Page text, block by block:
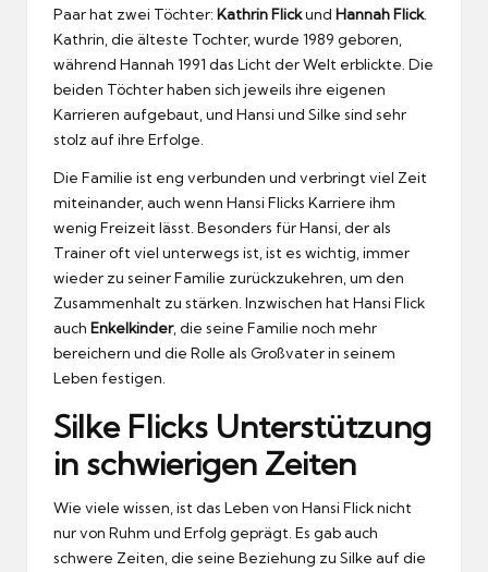
Paar hat zwei Töchter: Kathrin Flickund Hannah Flick.
Kathrin, die älteste Tochter, wurde 1989 geboren,
während Hannah 1991 das Licht der Welt erblickte. Die
beiden Töchter haben sich jeweils ihre eigenen
Karrieren aufgebaut, und Hansi und Silke sind sehr
stolz auf ihre Erfolge.
Die Familie ist eng verbunden und verbringt viel Zeit
miteinander, auch wenn Hansi Flicks Karriere ihm
wenig Freizeit lässt. Besonders für Hansi, der als
Trainer oft viel unterwegs ist, ist es wichtig, immer
wieder zu seiner Familie zurückzukehren, um den
Zusammenhalt zu stärken. Inzwischen hat Hansi Flick
auch Enkelkinder, die seine Familie noch mehr
bereichern und die Rolle als Großvater in seinem
Leben festigen.
Silke Flicks Unterstützung
in schwierigen Zeiten
Wie viele wissen, ist das Leben von Hansi Flick nicht
nur von Ruhm und Erfolg geprägt. Es gab auch
schwere Zeiten, die seine Beziehung zu Silke auf die